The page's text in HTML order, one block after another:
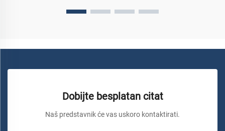
Dobijte besplatan citat
Naš predstavnik će vas uskoro kontaktirati.